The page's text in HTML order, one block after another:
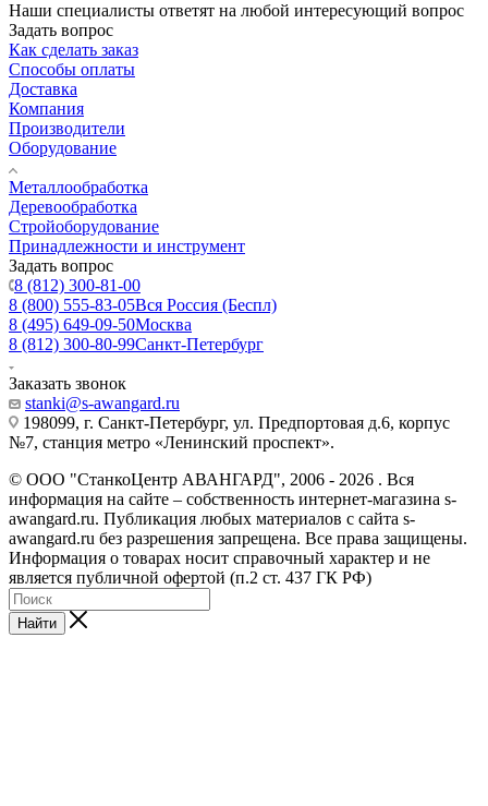
Наши специалисты ответят на любой интересующий вопрос
Задать вопрос
Как сделать заказ
Способы оплаты
Доставка
Компания
Производители
Оборудование
Металлообработка
Деревообработка
Стройоборудование
Принадлежности и инструмент
Задать вопрос
8 (812) 300-81-00
8 (800) 555-83-05Вся Россия (Беспл)
8 (495) 649-09-50Москва
8 (812) 300-80-99Санкт-Петербург
Заказать звонок
stanki@s-awangard.ru
198099, г. Санкт-Петербург, ул. Предпортовая д.6, корпус
№7, станция метро «Ленинский проспект».
© ООО "СтанкоЦентр АВАНГАРД", 2006 - 2026 . Вся
информация на сайте – собственность интернет-магазина s-
awangard.ru. Публикация любых материалов с сайта s-
awangard.ru без разрешения запрещена. Все права защищены.
Информация о товарах носит справочный характер и не
является публичной офертой (п.2 ст. 437 ГК РФ)
Найти